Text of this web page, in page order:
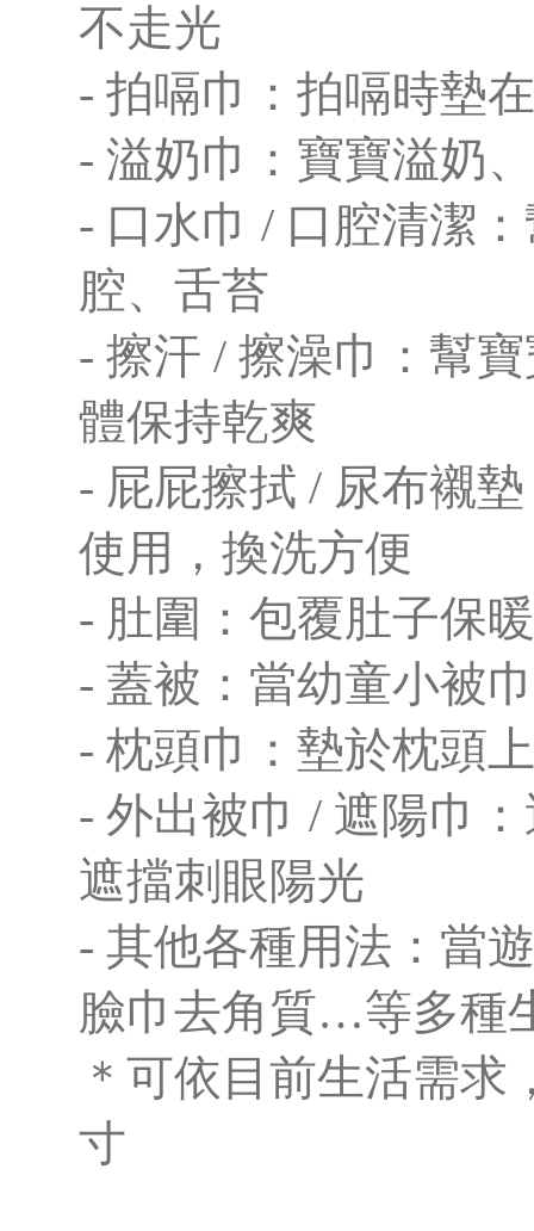
不走光
- 拍嗝巾：拍嗝時墊
- 溢奶巾：寶寶溢奶
- 口水巾 / 口腔清潔
腔、舌苔
- 擦汗 / 擦澡巾：幫
體保持乾爽
- 屁屁擦拭 / 尿布襯
使用，換洗方便
- 肚圍：包覆肚子保
- 蓋被：當幼童小被
- 枕頭巾：墊於枕頭
- 外出被巾 / 遮陽巾
遮擋刺眼陽光
- 其他各種用法：當
臉巾去角質…等多種
＊可依目前生活需
寸